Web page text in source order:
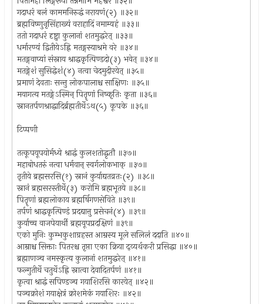
गदाधरं बलं काममनिरुद्धं नरायणं(२) ॥३२॥
ब्रह्मविष्णुनृसिंहाख्यं वराहादिं नमाम्यहं ॥३३॥
ततो गदाधरं दृष्ट्वा कुलानां शतमुद्धरेत् ॥३३॥
धर्मारण्यं द्वितीयेऽह्नि मतङ्गस्याश्रमे वरे ॥३४॥
मतङ्गवाप्यां संस्नाय श्राद्धकृत्पिण्डदो(३) भवेत् ॥३४॥
मतङ्गेशं सुसिद्धेशं(४) नत्वा चेदमुदीरयेत् ॥३५॥
प्रमाणं देवताः सन्तु लोकपालाश्च साक्षिणः ॥३५॥
मयागत्य मतङ्गेऽस्मिन् पितॄणां निष्कृतिः कृता ॥३६॥
स्नानतर्पणश्राद्धादिर्ब्रह्मतीर्थेऽथ(५) कूपके ॥३६॥
टिप्पणी
तत्कूपयूपयोर्मध्ये श्राद्धं कुलशतोद्धृतौ ॥३७॥
महाबोधतरुं नत्वा धर्मवान् स्वर्गलोकभाक् ॥३७॥
तृतीये ब्रह्मसरसि(१) स्नानं कुर्याद्यतव्रतः(२) ॥३८॥
स्नानं ब्रह्मसरस्तीर्थे(३) करोमि ब्रह्मभूतये ॥३८॥
पितॄणां ब्रह्मलोकाय ब्रह्मर्षिगणसेविते ॥३९॥
तर्पणं श्राद्धकृत्पिण्डं प्रदद्यात्तु प्रसेचनं(४) ॥३९॥
कुर्याच्च वाजपेयार्थी ब्रह्मयूपप्रदक्षिणं ॥३९॥
एको मुनिः कुम्भकुशाग्रहस्त आम्रस्य मूले सलिलं ददाति ॥४०॥
आम्राश्च सिक्ताः पितरश्च तृप्ता एका क्रिया द्व्यर्थकरी प्रसिद्धा ॥४०॥
ब्रह्माणञ्च नमस्कृत्य कुलानां शतमुद्धरेत् ॥४१॥
फल्गुतीर्थे चतुर्थेऽह्नि स्नात्वा देवादितर्पणं ॥४१॥
कृत्वा श्राद्धं सपिण्डञ्च गयाशिरसि कारयेत् ॥४२॥
पञ्चक्रोशं गयाक्षेत्रं क्रोशमेकं गयाशिरः ॥४२॥